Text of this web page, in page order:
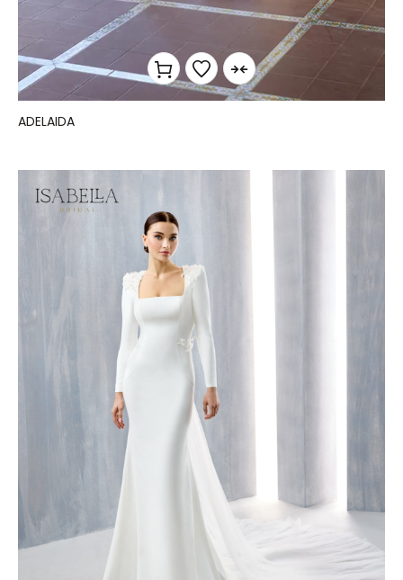
ADELAIDA